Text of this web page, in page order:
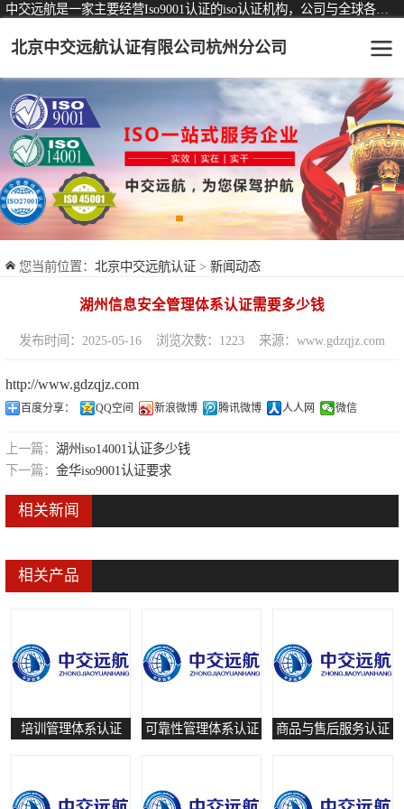
北京中交远航认证有限公司杭州分公司
您当前位置： 北京中交远航认证 > 新闻动态
湖州信息安全管理体系认证需要多少钱
发布时间：2025-05-16 浏览次数：1223 来源：www.gdzqjz.com
http://www.gdzqjz.com
百度分享： QQ空间 新浪微博 腾讯微博 人人网 微信
上一篇： 湖州iso14001认证多少钱
下一篇： 金华iso9001认证要求
相关新闻
相关产品
培训管理体系认证 可靠性管理体系认证 商品与售后服务认证
认证服务 可从事认证业务一览表
ISO9001质量管理体系认证
ISO14001环境管理体系认证
ISO45001职业健康安全管理体系认证
交通运输服务认证
ISO27001信息安全管理体系认证